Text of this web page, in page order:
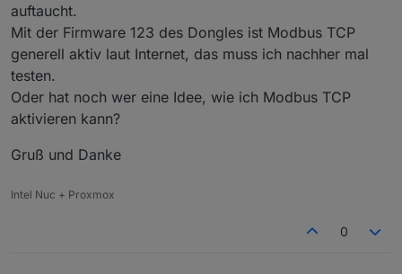
auftaucht.
Mit der Firmware 123 des Dongles ist Modbus TCP
generell aktiv laut Internet, das muss ich nachher mal
testen.
Oder hat noch wer eine Idee, wie ich Modbus TCP
aktivieren kann?
Gruß und Danke
Intel Nuc + Proxmox
0